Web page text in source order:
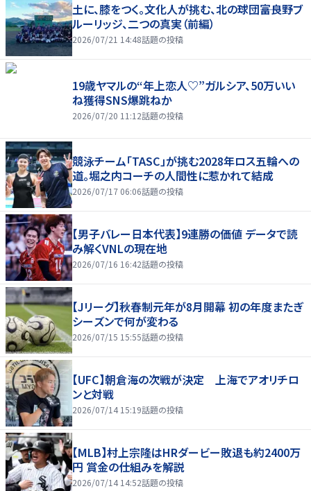
土に、膝をつく。文化人が挑む、北の球団――富良野ブ
ルーリッジ、二つの真実（前編）
2026/07/21 14:48話題の投稿
19歳ヤマルの“年上恋人♡”ガルシア、50万いい
ね獲得SNS爆跳ねか
2026/07/20 11:12話題の投稿
競泳チーム「TASC」が挑む2028年ロス五輪への
道。堀之内コーチの人間性に惹かれて結成
2026/07/17 06:06話題の投稿
【男子バレー日本代表】9連勝の価値 データで読
み解くVNLの現在地
2026/07/16 16:42話題の投稿
【Jリーグ】秋春制元年が8月開幕 初の年度またぎ
シーズンで何が変わる
2026/07/15 15:55話題の投稿
【UFC】朝倉海の次戦が決定 上海でアオリチロ
ンと対戦
2026/07/14 15:19話題の投稿
【MLB】村上宗隆はHRダービー敗退も約2400万
円 賞金の仕組みを解説
2026/07/14 14:52話題の投稿